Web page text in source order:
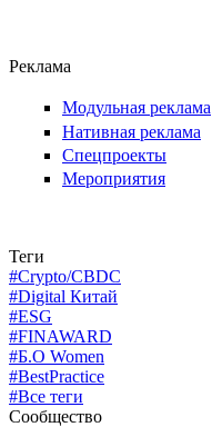
Реклама
Модульная реклама
Нативная реклама
Спецпроекты
Мероприятия
Теги
#Crypto/CBDC
#Digital Китай
#ESG
#FINAWARD
#Б.О Women
#BestPractice
#Все теги
Сообщество